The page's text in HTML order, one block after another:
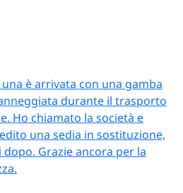
è arrivata con una gamba
durante il trasporto
Ho chiamato la società e
una sedia in sostituzione,
Grazie ancora per la